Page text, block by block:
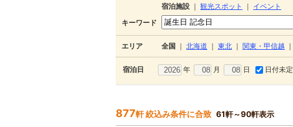
宿泊施設 観光スポット
イベント
キーワード
エリア 全国 北海道 東北 関東・甲信越
宿泊日 年 月 日 日付未定
877軒 絞込み条件に合致 61軒～90軒表示